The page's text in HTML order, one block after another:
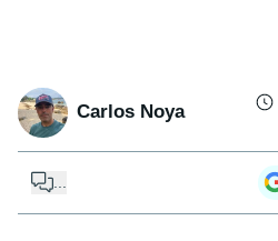
Carlos Noya